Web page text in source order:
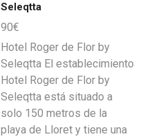
Seleqtta
90€
Hotel Roger de Flor by
Seleqtta El establecimiento
Hotel Roger de Flor by
Seleqtta está situado a
solo 150 metros de la
playa de Lloret y tiene una